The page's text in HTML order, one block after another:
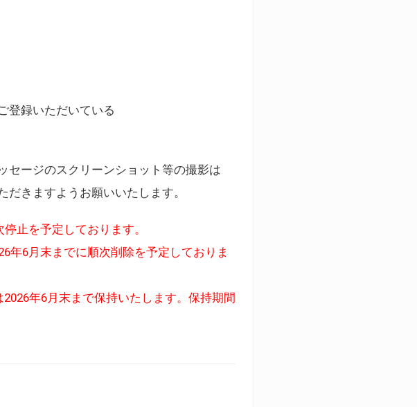
登録いただいている
セージのスクリーンショット等の撮影は
きますようお願いいたします。
止を予定しております。
年6月末までに順次削除を予定しておりま
年6月末まで保持いたします。保持期間